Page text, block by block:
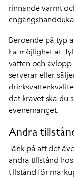
rinnande varmt
Beroende på typ
ha möjlighet att
vatten och
serverar eller
det kravet ska du
evenemanget.
Andra
Tänk på att det
andra tillstånd
tillstånd för